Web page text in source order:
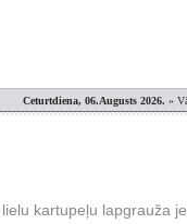
Ceturtdiena, 06.Augusts 2026. »
kartupeļu lapgrauža